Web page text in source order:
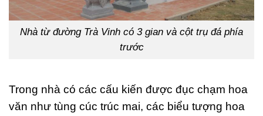
Nhà từ đường Trà Vinh có 3 gian và cột trụ đá phía
trước
Trong nhà có các cấu kiến được đục chạm hoa
văn như tùng cúc trúc mai, các biểu tượng hoa